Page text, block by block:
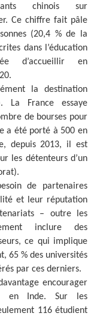
chinois sur
Ce chiffre fait pâle
(20,4 % de la
dans l’éducation
d’accueillir en
la destination
La France essaye
de bourses pour
a été porté à 500 en
depuis 2013, il est
les détenteurs d’un
de partenaires
et leur réputation
– outre les
inclure des
ce qui implique
65 % des universités
par ces derniers.
encourager
en Inde. Sur les
116 étudient